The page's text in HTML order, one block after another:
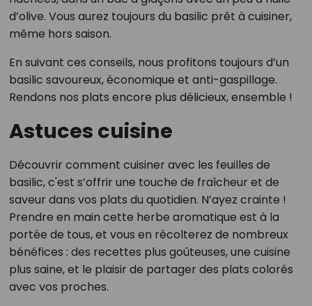
d’olive. Vous aurez toujours du basilic prêt à cuisiner,
même hors saison.
En suivant ces conseils, nous profitons toujours d’un
basilic savoureux, économique et anti-gaspillage.
Rendons nos plats encore plus délicieux, ensemble !
Astuces cuisine
Découvrir comment cuisiner avec les feuilles de
basilic, c'est s’offrir une touche de fraîcheur et de
saveur dans vos plats du quotidien. N’ayez crainte !
Prendre en main cette herbe aromatique est à la
portée de tous, et vous en récolterez de nombreux
bénéfices : des recettes plus goûteuses, une cuisine
plus saine, et le plaisir de partager des plats colorés
avec vos proches.